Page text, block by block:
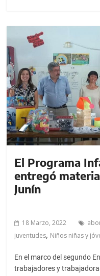
El Programa
entregó
Junín
18 Marzo, 2022
juventudes, Niños niñas y
En el marco del segundo
trabajadores y